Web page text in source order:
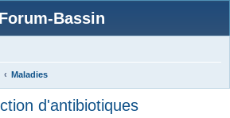
Forum-Bassin
Maladies
d'antibiotiques